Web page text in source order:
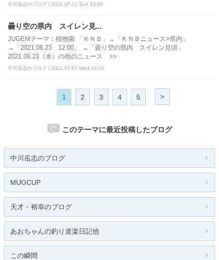
中川岳志のブログ | 2021.07.11 Sun 23:26
曇り空の県内 スイレン見...
JUGEMテーマ：植物園 「ＫＮＢ」→「ＫＮＢニュース>県内」
→「2021.06.23 12:00」 →「曇り空の県内 スイレン見頃」
2021.06.23（水）の他のニュース >>
中川岳志のブログ | 2021.07.07 Wed 10:10
1 2 3 4 5 >
このテーマに最近投稿したブログ
中川岳志のブログ
MUGCUP
天才・裕幸のブログ
あおちゃんの釣り道楽日記他
この瞬間